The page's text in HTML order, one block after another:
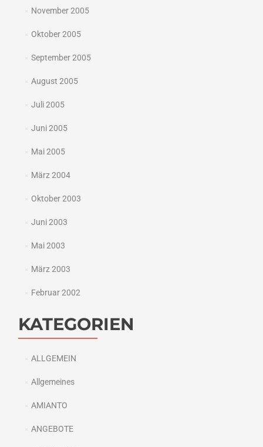
November 2005
Oktober 2005
September 2005
August 2005
Juli 2005
Juni 2005
Mai 2005
März 2004
Oktober 2003
Juni 2003
Mai 2003
März 2003
Februar 2002
KATEGORIEN
ALLGEMEIN
Allgemeines
AMIANTO
ANGEBOTE